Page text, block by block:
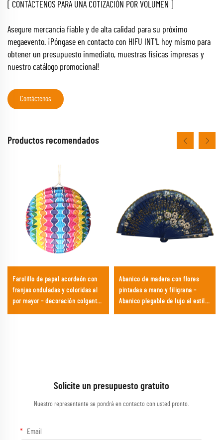
[ CONTÁCTENOS PARA UNA COTIZACIÓN POR VOLUMEN ]
Asegure mercancía fiable y de alta calidad para su próximo
megaevento. ¡Póngase en contacto con HIFU INT'L hoy mismo para
obtener un presupuesto inmediato, muestras físicas impresas y
nuestro catálogo promocional!
Contáctenos
Productos recomendados
Farolillo de papel acordeón con
franjas onduladas y coloridas al
por mayor – decoración colgante
Abanico de madera con flores
pintadas a mano y filigrana –
Abanico plegable de lujo al estilo
Solicite un presupuesto gratuito
Nuestro representante se pondrá en contacto con usted pronto.
Email